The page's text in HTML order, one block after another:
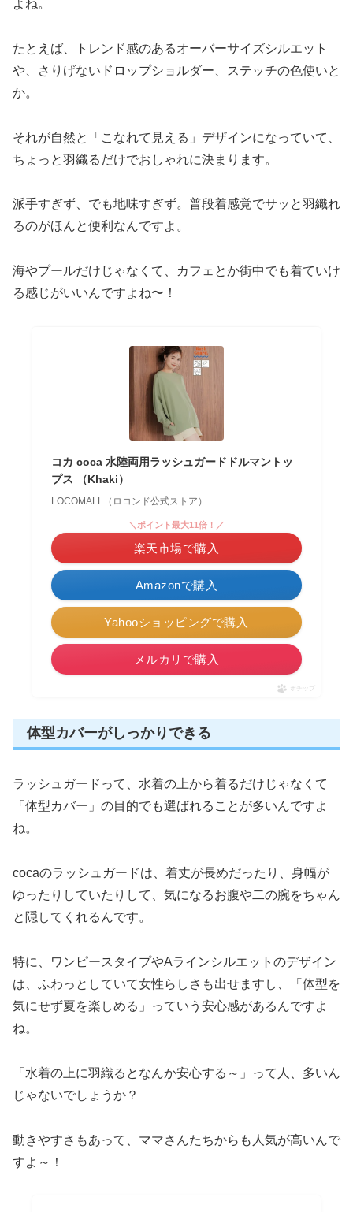
よね。
たとえば、トレンド感のあるオーバーサイズシルエット
や、さりげないドロップショルダー、ステッチの色使いと
か。
それが自然と「こなれて見える」デザインになっていて、
ちょっと羽織るだけでおしゃれに決まります。
派手すぎず、でも地味すぎず。普段着感覚でサッと羽織れ
るのがほんと便利なんですよ。
海やプールだけじゃなくて、カフェとか街中でも着ていけ
る感じがいいんですよね〜！
コカ coca 水陸両用ラッシュガードドルマントッ
プス （Khaki）
LOCOMALL（ロコンド公式ストア）
Amazonで購入
＼ポイント最大11倍！／
楽天市場で購入
Yahooショッピングで購入
メルカリで購入
ポチップ
体型カバーがしっかりできる
ラッシュガードって、水着の上から着るだけじゃなくて
「体型カバー」の目的でも選ばれることが多いんですよ
ね。
cocaのラッシュガードは、着丈が長めだったり、身幅が
ゆったりしていたりして、気になるお腹や二の腕をちゃん
と隠してくれるんです。
特に、ワンピースタイプやAラインシルエットのデザイン
は、ふわっとしていて女性らしさも出せますし、「体型を
気にせず夏を楽しめる」っていう安心感があるんですよ
ね。
「水着の上に羽織るとなんか安心する～」って人、多いん
じゃないでしょうか？
動きやすさもあって、ママさんたちからも人気が高いんで
すよ～！